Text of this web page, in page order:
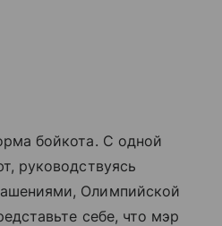
бойкота. С одной
руководствуясь
Олимпийской
себе, что мэр